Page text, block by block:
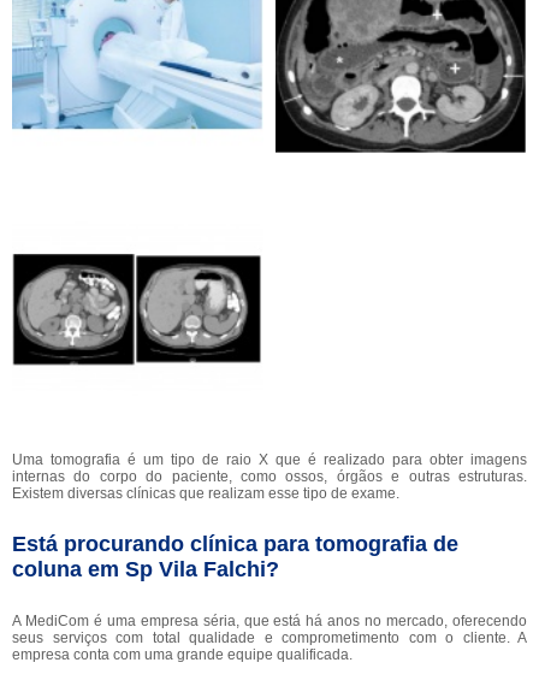
Uma tomografia é um tipo de raio X que é realizado para obter imagens
internas do corpo do paciente, como ossos, órgãos e outras estruturas.
Existem diversas clínicas que realizam esse tipo de exame.
Está procurando clínica para tomografia de
coluna em Sp Vila Falchi?
A MediCom é uma empresa séria, que está há anos no mercado, oferecendo
seus serviços com total qualidade e comprometimento com o cliente. A
empresa conta com uma grande equipe qualificada.